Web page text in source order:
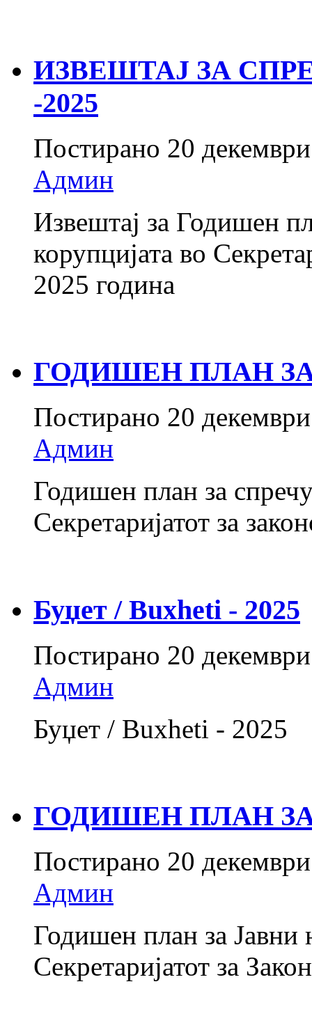
ИЗВЕШТАЈ ЗА
-2025
Постирано 20
Админ
Извештај за Годишен
корупцијата во
2025 година
ГОДИШЕН ПЛАН ЗА
Постирано 20
Админ
Годишен план за
Секретаријатот за
Буџет / Buxheti - 2025
Постирано 20
Админ
Буџет / Buxheti - 2025
ГОДИШЕН ПЛАН ЗА
Постирано 20
Админ
Годишен план за Јавни
Секретаријатот за